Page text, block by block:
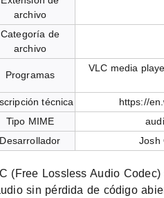
archivo
Categoría de
archivo
Programas
VLC media
técnica
https://
Tipo MIME
Desarrollador
Josh
(Free Lossless Audio
sin pérdida de código